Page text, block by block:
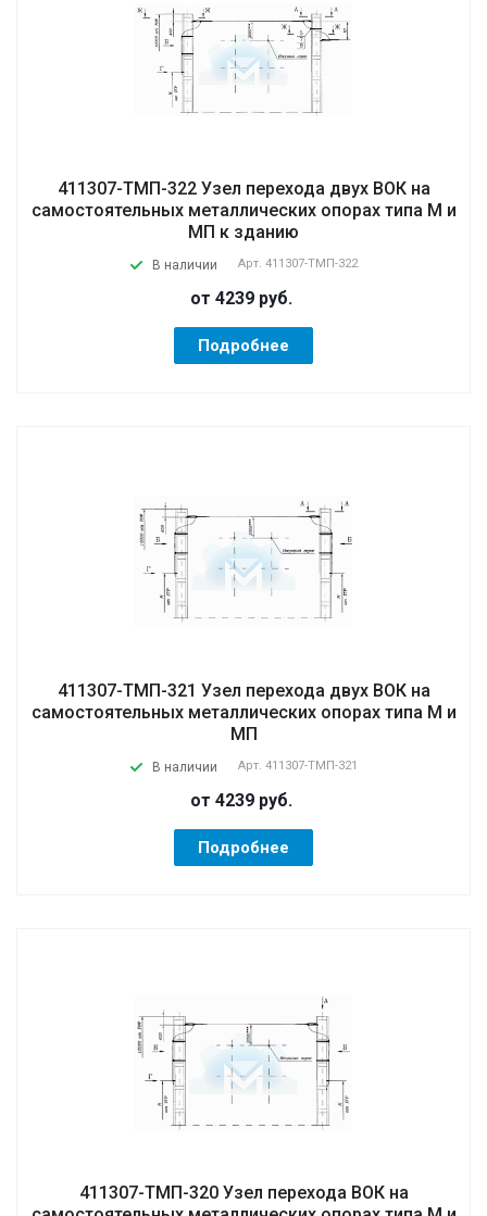
411307-ТМП-322 Узел перехода двух ВОК на
самостоятельных металлических опорах типа М и
МП к зданию
В наличии Арт. 411307-ТМП-322
от 4239 руб.
Подробнее
411307-ТМП-321 Узел перехода двух ВОК на
самостоятельных металлических опорах типа М и
МП
В наличии Арт. 411307-ТМП-321
от 4239 руб.
Подробнее
411307-ТМП-320 Узел перехода ВОК на